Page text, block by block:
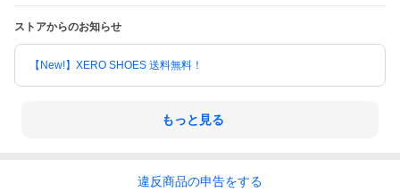
ストアからのお知らせ
【New!】XERO SHOES 送料無料！
もっと見る
違反商品の申告をする